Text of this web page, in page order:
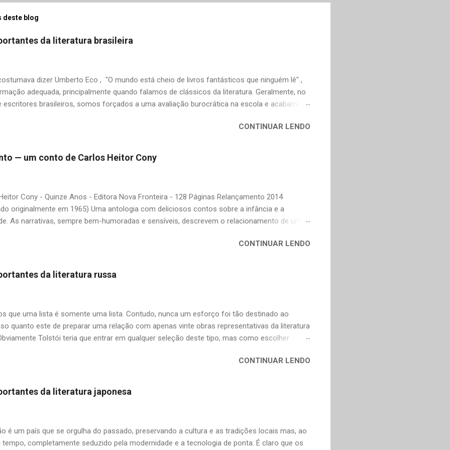
deste blog
da literatura brasileira
dizer Umberto Eco , "O mundo está cheio de livros fantásticos que ninguém lê" ,
adequada, principalmente quando falamos de clássicos da literatura. Geralmente, no
escritores brasileiros, somos forçados a uma avaliação burocrática na escola e acabamos
É surpreendente como uma segunda visita a essas obras, já em nossa maturidade, pode
nós? A limitação de apenas 20 indicações me forçou a deixar grandes autores de fora,
Álvares de Azevedo, Antônio Calado, Augusto dos Anjos, Autran Dourado, Carlos
de Andrade, Castro Alves, Cecília Meireles, Dias Gomes, Dalton Trevisan, Fernando
(em o...
CONTINUAR LENDO
— um conto de Carlos Heitor Cony
Cony - Quinze Anos - Editora Nova Fronteira - 128 Páginas Relançamento 2014
originalmente em 1965) Uma antologia com deliciosos contos sobre a infância e a
As narrativas, sempre bem-humoradas e sensíveis, descrevem o relacionamento de um
primeiro dos seis casamentos do escritor. O livro deixa um sabor de saudade de uma época
sempre "politicamente corretas", como comprar pintos na feira e fazer todas as vontades
mimada. O pai, as filhas e o pinto (Carlos Heitor Cony) — Papai, se eu pedir uma coisa o
A primeira e mecânica vontade é dizer que dava. Mas resolve valorizar. — Bom,
CONTINUAR LENDO
da literatura russa
que uma lista é somente uma lista. Contudo, nunca um esforço foi tão destinado ao
quanto este de preparar uma relação com apenas vinte obras representativas da literatura
Tolstói teria que entrar em qualquer seleção deste tipo, mas como escolher
e Paz"? O mesmo impasse para Dostoiévski e outros citados aqui. De qualquer forma,
disponíveis no mercado, como as edições da extinta Cosac Naify. Não poderia faltar um
para o incansável trabalho da Editora 34 na divulgação da literatura russa e também para o
mestre Boris Schnaiderman (1917-2016) que foi pioneiro no esforço de tradução direta do
CONTINUAR LENDO
da literatura japonesa
é um país que se orgulha do passado, preservando a cultura e as tradições locais mas, ao
completamente seduzido pela modernidade e a tecnologia de ponta. É claro que os